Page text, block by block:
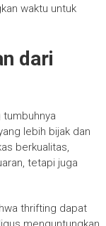
waktu untuk
dari
lebih bijak dan
berkualitas,
tetapi juga
thrifting dapat